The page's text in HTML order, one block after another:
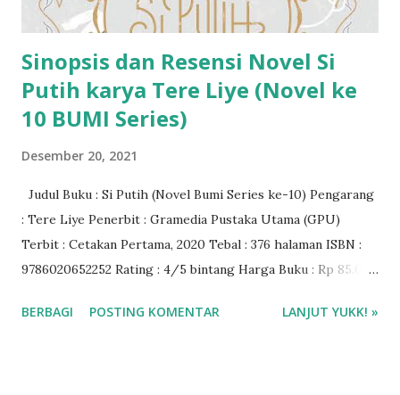
Sinopsis dan Resensi Novel Si
Putih karya Tere Liye (Novel ke
10 BUMI Series)
Desember 20, 2021
Judul Buku : Si Putih (Novel Bumi Series ke-10) Pengarang
: Tere Liye Penerbit : Gramedia Pustaka Utama (GPU)
Terbit : Cetakan Pertama, 2020 Tebal : 376 halaman ISBN :
9786020652252 Rating : 4/5 bintang Harga Buku : Rp 85.000
BERBAGI POSTING KOMENTAR LANJUT YUKK! »